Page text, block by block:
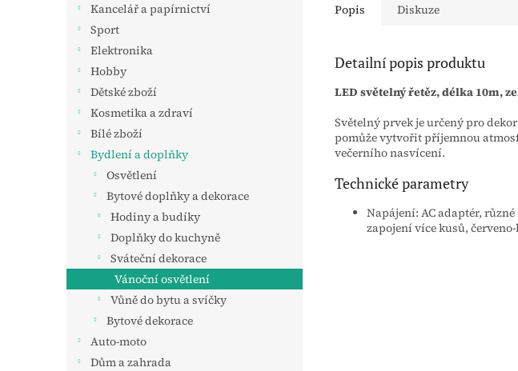
Kancelář a papírnictví
Sport
Elektronika
Hobby
Dětské zboží
Kosmetika a zdraví
Bílé zboží
Bydlení a doplňky
Osvětlení
Bytové doplňky a dekorace
Hodiny a budíky
Doplňky do kuchyně
Sváteční dekorace
Vánoční osvětlení
Vůně do bytu a svíčky
Bytové dekorace
Auto-moto
Dům a zahrada
Popis Diskuze
Detailní popis produktu
LED světelný řetěz, délka 10m,
Světelný prvek je určený pro
pomůže vytvořit příjemnou
večerního nasvícení.
Technické parametry
Napájení: AC adaptér,
zapojení více kusů,